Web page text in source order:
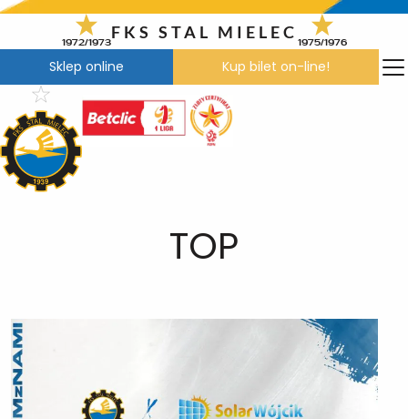
Przejdź
treści
1972/1973
FKS STAL MIELEC
1975/1976
Sklep online Kup bilet on-line!
TOP